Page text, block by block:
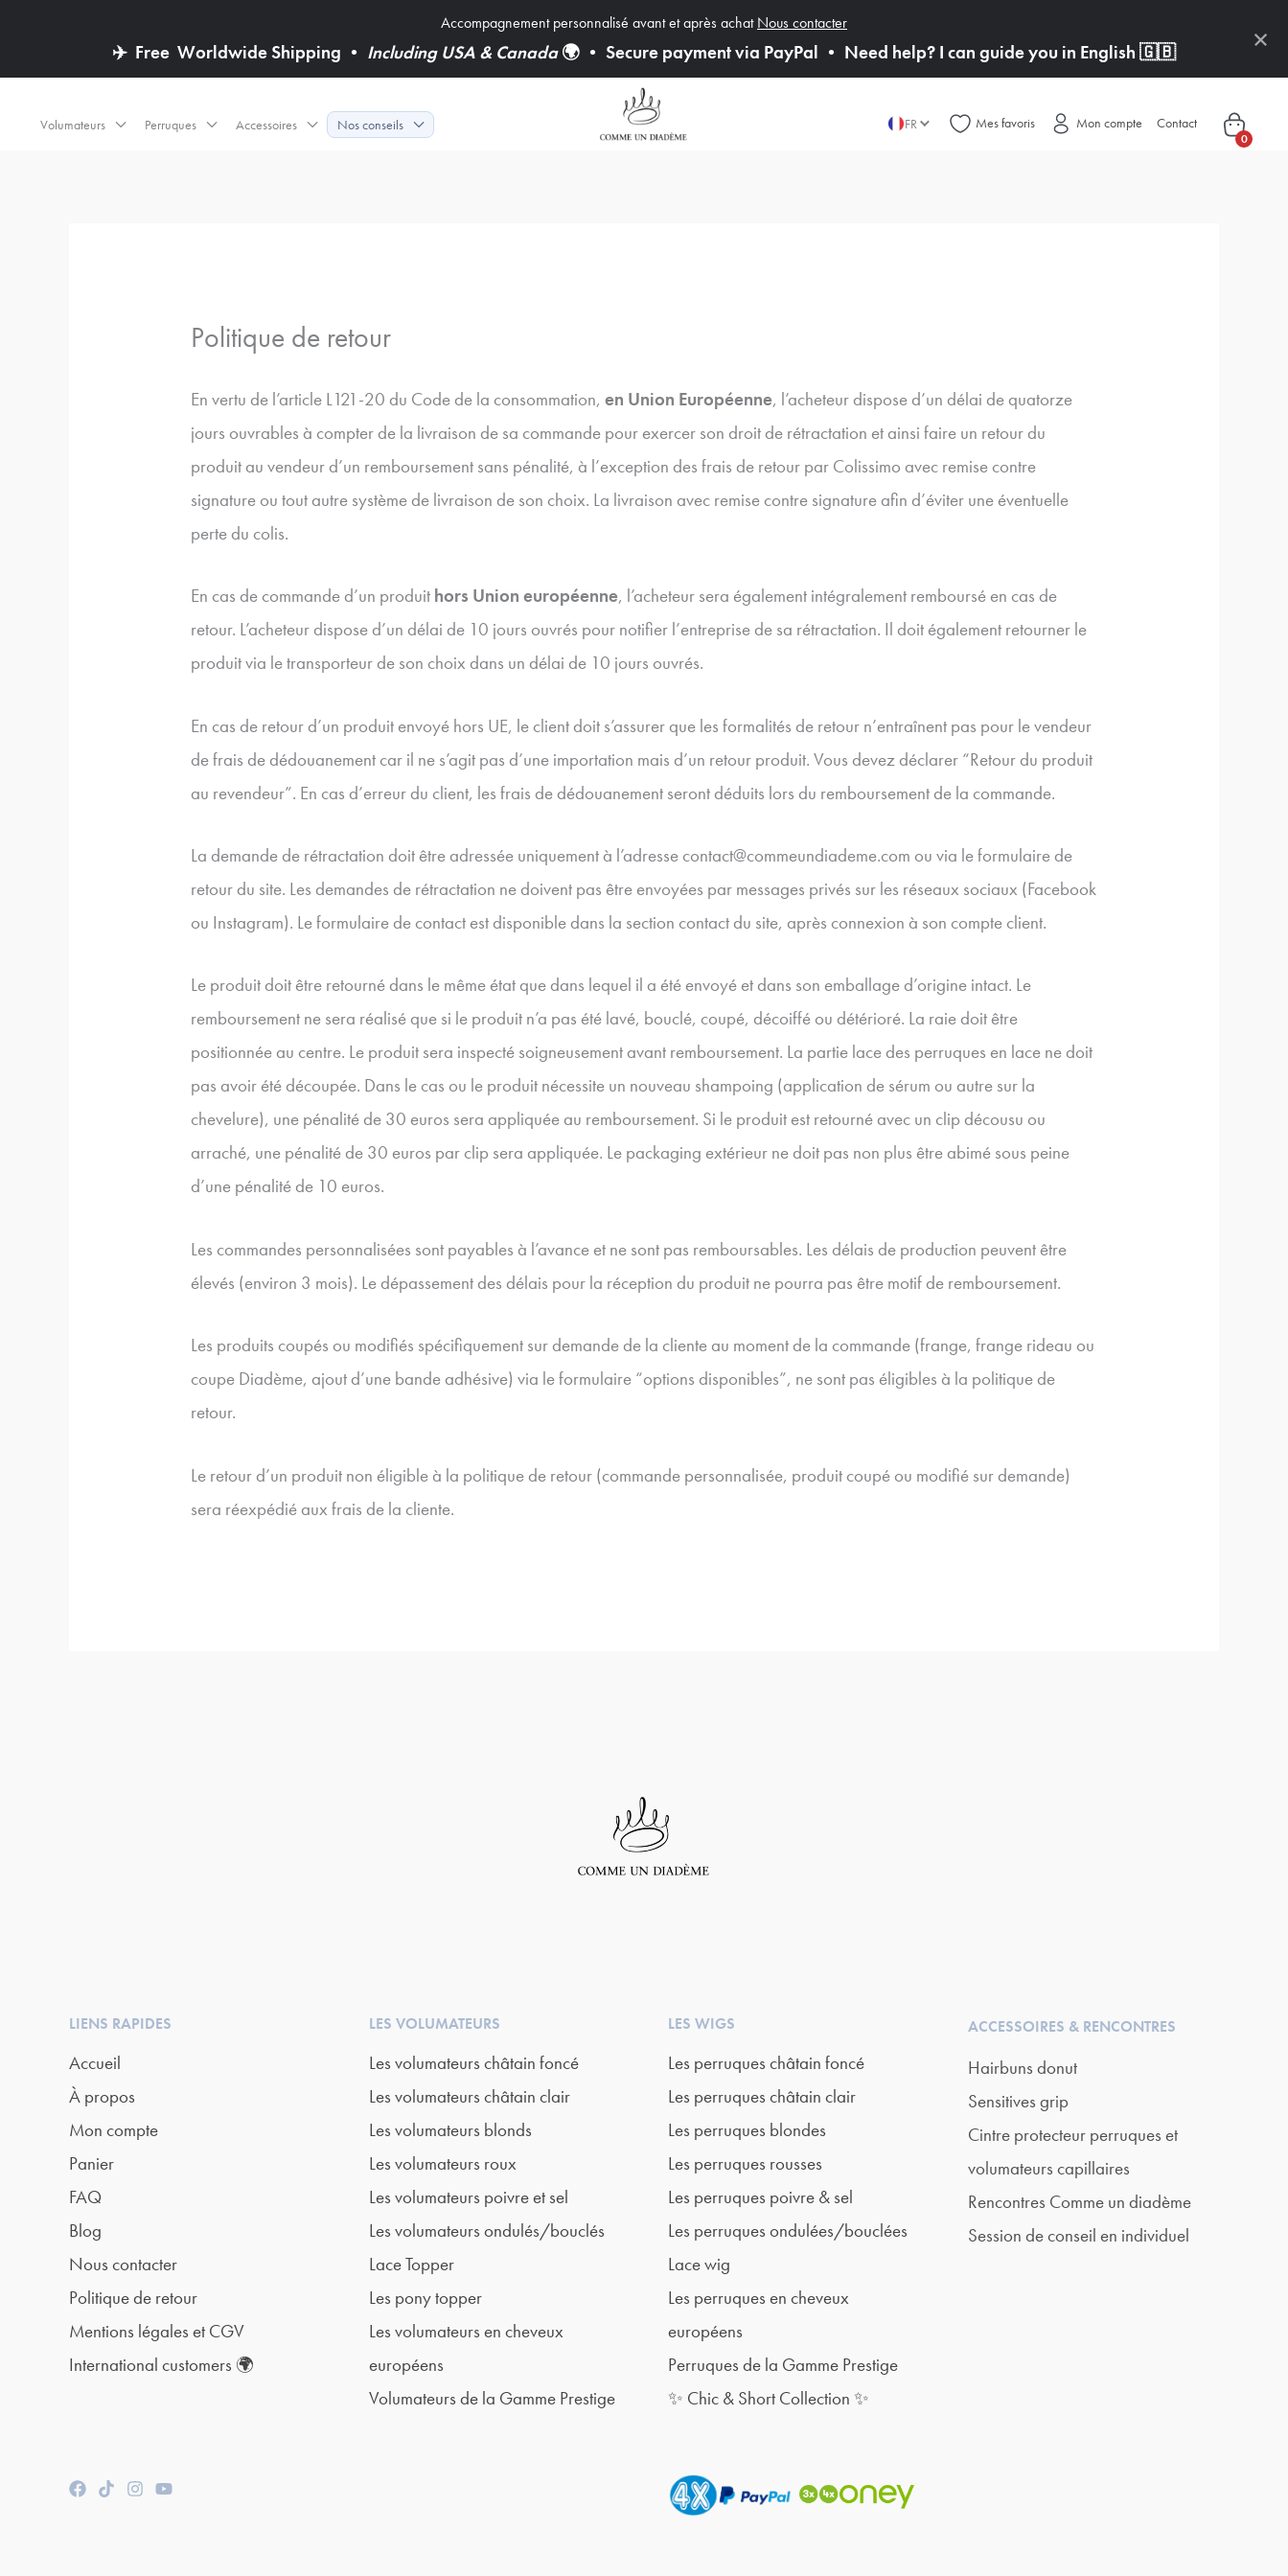
Accompagnement personnalisé avant et après achatNous contacter
✈️ Free Worldwide Shipping • Including USA & Canada🌍 • Secure payment via PayPal • Need help? I can guide you in English 🇬🇧 ×
Volumateurs Perruques Accessoires Nos conseils FR Mes favoris Mon compte Contact
0
Politique de retour
En vertu de l’article L121-20 du Code de la consommation, en Union Européenne, l’acheteur dispose d’un délai de quatorze
jours ouvrables à compter de la livraison de sa commande pour exercer son droit de rétractation et ainsi faire un retour du
produit au vendeur d’un remboursement sans pénalité, à l’exception des frais de retour par Colissimo avec remise contre
signature ou tout autre système de livraison de son choix. La livraison avec remise contre signature afin d’éviter une éventuelle
perte du colis.
En cas de commande d’un produit hors Union européenne, l’acheteur sera également intégralement remboursé en cas de
retour. L’acheteur dispose d’un délai de 10 jours ouvrés pour notifier l’entreprise de sa rétractation. Il doit également retourner le
produit via le transporteur de son choix dans un délai de 10 jours ouvrés.
En cas de retour d’un produit envoyé hors UE, le client doit s’assurer que les formalités de retour n’entraînent pas pour le vendeur
de frais de dédouanement car il ne s’agit pas d’une importation mais d’un retour produit. Vous devez déclarer “Retour du produit
au revendeur”. En cas d’erreur du client, les frais de dédouanement seront déduits lors du remboursement de la commande.
La demande de rétractation doit être adressée uniquement à l’adresse contact@commeundiademe.com ou via le formulaire de
retour du site. Les demandes de rétractation ne doivent pas être envoyées par messages privés sur les réseaux sociaux (Facebook
ou Instagram). Le formulaire de contact est disponible dans la section contact du site, après connexion à son compte client.
Le produit doit être retourné dans le même état que dans lequel il a été envoyé et dans son emballage d’origine intact. Le
remboursement ne sera réalisé que si le produit n’a pas été lavé, bouclé, coupé, décoiffé ou détérioré. La raie doit être
positionnée au centre. Le produit sera inspecté soigneusement avant remboursement. La partie lace des perruques en lace ne doit
pas avoir été découpée. Dans le cas ou le produit nécessite un nouveau shampoing (application de sérum ou autre sur la
chevelure), une pénalité de 30 euros sera appliquée au remboursement. Si le produit est retourné avec un clip décousu ou
arraché, une pénalité de 30 euros par clip sera appliquée. Le packaging extérieur ne doit pas non plus être abimé sous peine
d’une pénalité de 10 euros.
Les commandes personnalisées sont payables à l’avance et ne sont pas remboursables. Les délais de production peuvent être
élevés (environ 3 mois). Le dépassement des délais pour la réception du produit ne pourra pas être motif de remboursement.
Les produits coupés ou modifiés spécifiquement sur demande de la cliente au moment de la commande (frange, frange rideau ou
coupe Diadème, ajout d’une bande adhésive) via le formulaire “options disponibles”, ne sont pas éligibles à la politique de
retour.
Le retour d’un produit non éligible à la politique de retour (commande personnalisée, produit coupé ou modifié sur demande)
sera réexpédié aux frais de la cliente.
LIENS RAPIDES
Accueil
À propos
Mon compte
Panier
FAQ
Blog
Nous contacter
Politique de retour
Mentions légales et CGV
International customers 🌍
LES VOLUMATEURS
Les volumateurs châtain foncé
Les volumateurs châtain clair
Les volumateurs blonds
Les volumateurs roux
Les volumateurs poivre et sel
Les volumateurs ondulés/bouclés
Lace Topper
Les pony topper
Les volumateurs en cheveux
européens
Volumateurs de la Gamme Prestige
LES WIGS
Les perruques châtain foncé
Les perruques châtain clair
Les perruques blondes
Les perruques rousses
Les perruques poivre & sel
Les perruques ondulées/bouclées
Lace wig
Les perruques en cheveux
européens
Perruques de la Gamme Prestige
✨ Chic & Short Collection ✨
ACCESSOIRES & RENCONTRES
Hairbuns donut
Sensitives grip
Cintre protecteur perruques et
volumateurs capillaires
Rencontres Comme un diadème
Session de conseil en individuel